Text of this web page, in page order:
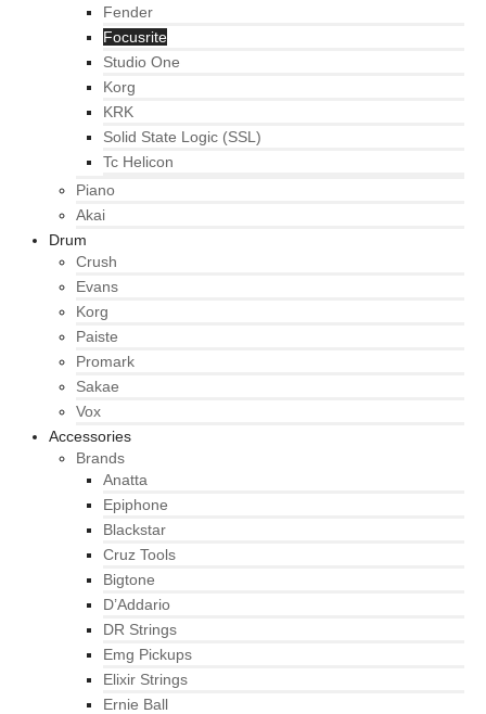
Fender
Focusrite
Studio One
Korg
KRK
Solid State Logic (SSL)
Tc Helicon
Piano
Akai
Drum
Crush
Evans
Korg
Paiste
Promark
Sakae
Vox
Accessories
Brands
Anatta
Epiphone
Blackstar
Cruz Tools
Bigtone
D’Addario
DR Strings
Emg Pickups
Elixir Strings
Ernie Ball